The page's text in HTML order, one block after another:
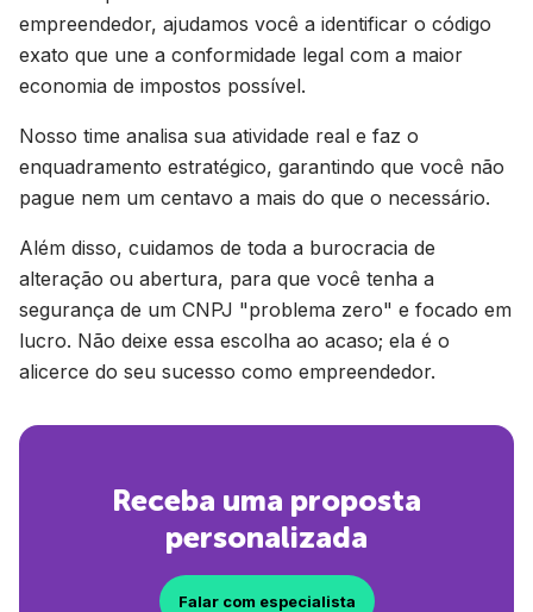
empreendedor, ajudamos você a identificar o código
exato que une a conformidade legal com a maior
economia de impostos possível.
Nosso time analisa sua atividade real e faz o
enquadramento estratégico, garantindo que você não
pague nem um centavo a mais do que o necessário.
Além disso, cuidamos de toda a burocracia de
alteração ou abertura, para que você tenha a
segurança de um CNPJ "problema zero" e focado em
lucro. Não deixe essa escolha ao acaso; ela é o
alicerce do seu sucesso como empreendedor.
Receba uma proposta
personalizada
Falar com especialista